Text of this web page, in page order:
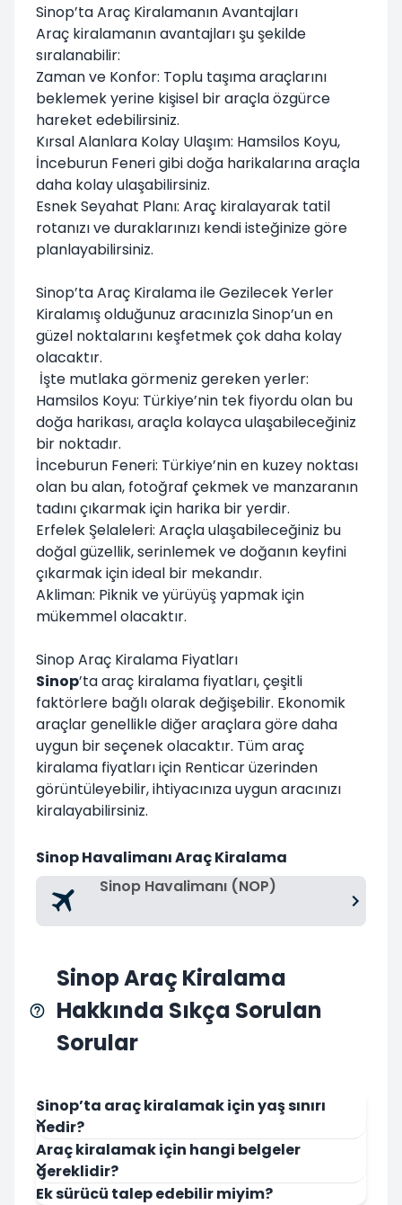
Sinop’ta Araç Kiralamanın Avantajları
Araç kiralamanın avantajları şu şekilde
sıralanabilir:
Zaman ve Konfor: Toplu taşıma araçlarını
beklemek yerine kişisel bir araçla özgürce
hareket edebilirsiniz.
Kırsal Alanlara Kolay Ulaşım: Hamsilos Koyu,
İnceburun Feneri gibi doğa harikalarına araçla
daha kolay ulaşabilirsiniz.
Esnek Seyahat Planı: Araç kiralayarak tatil
rotanızı ve duraklarınızı kendi isteğinize göre
planlayabilirsiniz.
Sinop’ta Araç Kiralama ile Gezilecek Yerler
Kiralamış olduğunuz aracınızlaSinop’un en
güzel noktalarını keşfetmek çok daha kolay
olacaktır.
İşte mutlaka görmeniz gereken yerler:
Hamsilos Koyu: Türkiye’nin tek fiyordu olan bu
doğa harikası, araçla kolayca ulaşabileceğiniz
bir noktadır.
İnceburun Feneri: Türkiye’nin en kuzey noktası
olan bu alan, fotoğraf çekmek ve manzaranın
tadını çıkarmak için harika bir yerdir.
Erfelek Şelaleleri: Araçla ulaşabileceğiniz bu
doğal güzellik, serinlemek ve doğanın keyfini
çıkarmak için ideal bir mekandır.
Akliman: Piknik ve yürüyüş yapmak için
mükemmel olacaktır.
Sinop Araç Kiralama Fiyatları
Sinop’ta araç kiralama fiyatları, çeşitli
faktörlere bağlı olarak değişebilir. Ekonomik
araçlar genellikle diğer araçlara göre daha
uygun bir seçenek olacaktır. Tüm araç
kiralama fiyatları için Renticarüzerinden
görüntüleyebilir, ihtiyacınıza uygun aracınızı
kiralayabilirsiniz.
Sinop Havalimanı Araç Kiralama
Sinop Havalimanı (NOP)
Sinop Araç Kiralama
Hakkında Sıkça Sorulan
Sorular
Sinop’ta araç kiralamak için yaş sınırı
nedir?
Araç kiralamak için hangi belgeler
gereklidir?
Ek sürücü talep edebilir miyim?